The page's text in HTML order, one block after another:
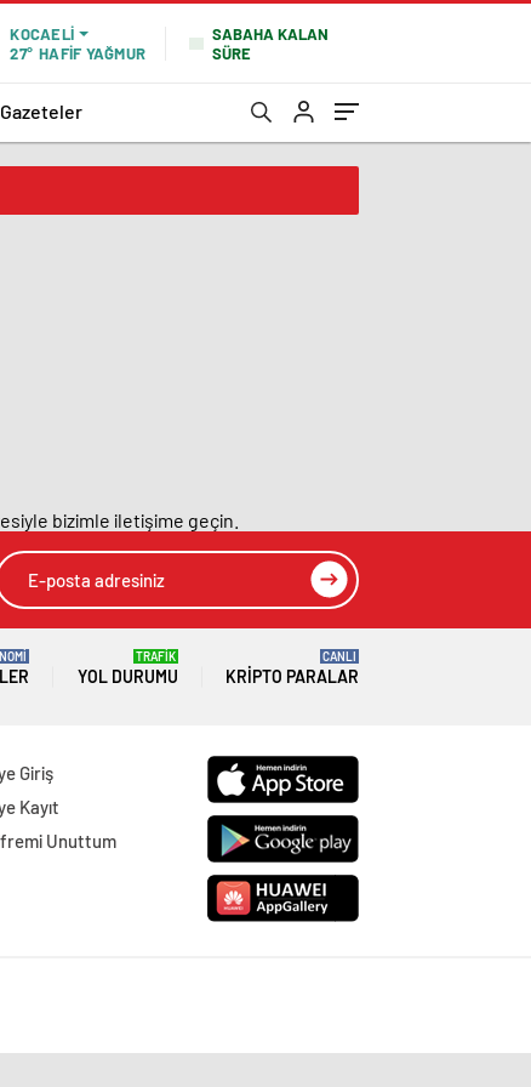
KOCAELI
27° HAFİF YAĞMUR
SABAHA KALAN
SÜRE
Gazeteler
bizimle iletişime geçin.
YOL DURUMU
TRAFİK
KRIPTO PARALAR
CANLI
Giriş
Kayıt
Unuttum